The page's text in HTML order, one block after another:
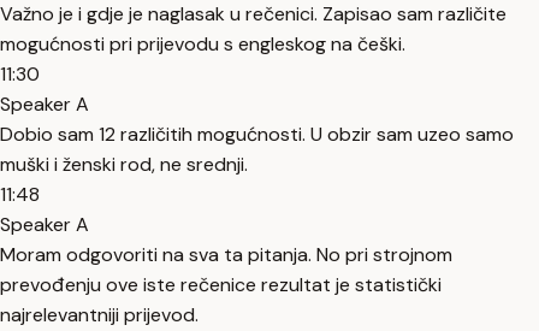
Važno je i gdje je naglasak u rečenici. Zapisao sam različite
mogućnosti pri prijevodu s engleskog na češki.
11:30
Speaker A
Dobio sam 12 različitih mogućnosti. U obzir sam uzeo samo
muški i ženski rod, ne srednji.
11:48
Speaker A
Moram odgovoriti na sva ta pitanja. No pri strojnom
prevođenju ove iste rečenice rezultat je statistički
najrelevantniji prijevod.